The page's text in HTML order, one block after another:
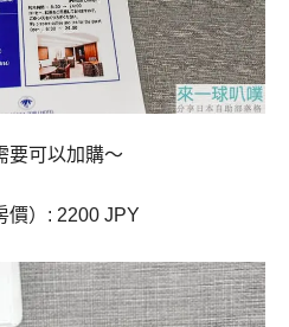
要可以加購～
價）: 2200 JPY